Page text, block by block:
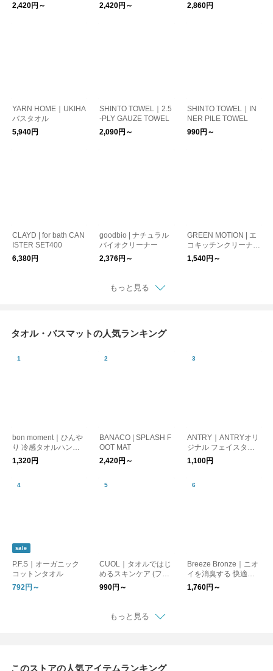
2,420円～
2,420円～
2,860円
YARN HOME｜UKIHA
バスタオル
5,940円
SHINTO TOWEL｜2.5
-PLY GAUZE TOWEL
2,090円～
SHINTO TOWEL｜IN
NER PILE TOWEL
990円～
CLAYD | for bath CAN
ISTER SET400
6,380円
goodbio | ナチュラル
バイオクリーナー
2,376円～
GREEN MOTION | エ
コキッチンクリーナー
&エコマルチクリーナ
ー
1,540円～
もっと見る
タオル・バスマットの人気ランキング
bon moment｜ひんや
り 冷感タオルハンカ
チ 接触冷感
1,320円
BANACO | SPLASH F
OOT MAT
2,420円～
ANTRY｜ANTRYオリ
ジナル フェイスタオ
ル
1,100円
sale
P.F.S｜オーガニック
コットンタオル
792円～
CUOL｜タオルではじ
めるスキンケア (フェ
イスタオル/バスタオ
ル) トラベルグッズ
990円～
Breeze Bronze｜ニオ
イを消臭する 快適な
タオル 梅雨
1,760円～
もっと見る
このストアの人気アイテムランキング